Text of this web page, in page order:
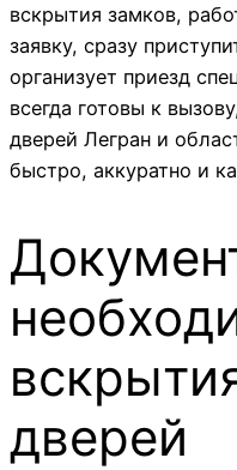
вскрытия замков,
заявку, сразу
организует приезд
всегда готовы к
дверей Легран и
быстро, аккуратно и
дверей